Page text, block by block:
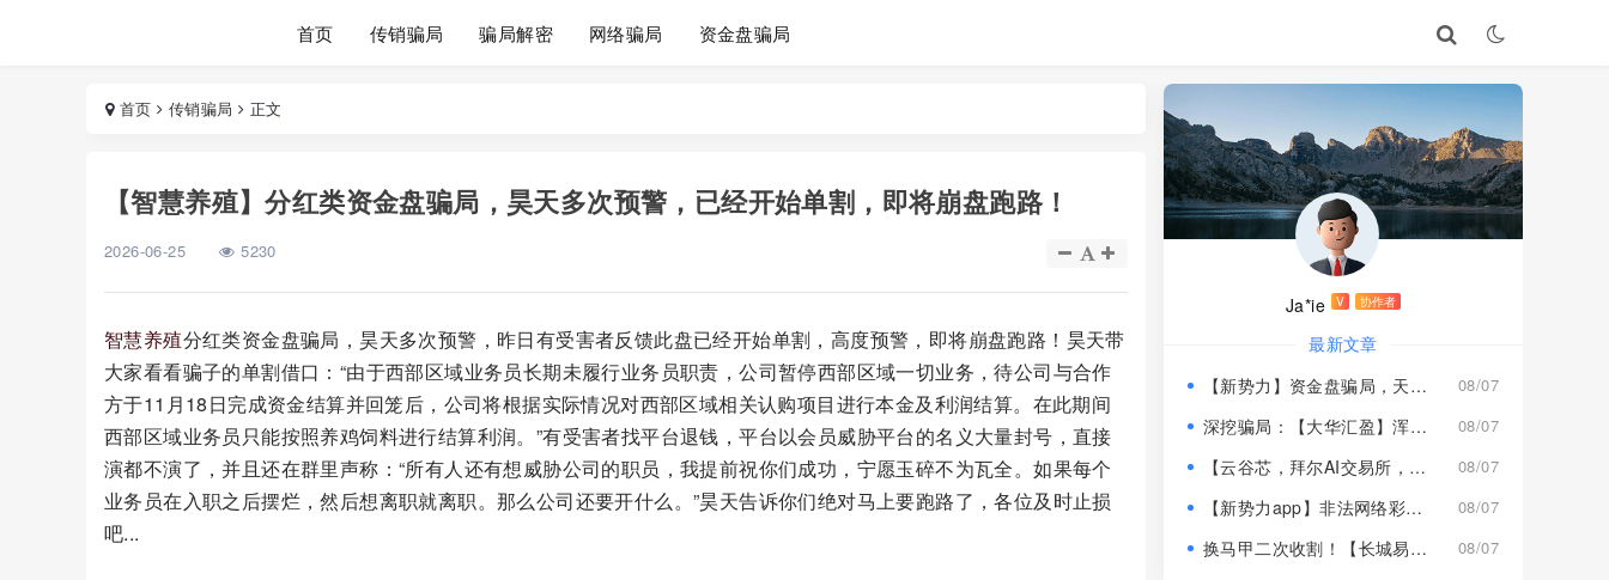
首页 传销骗局 骗局解密 网络骗局 资金盘骗局
首页 传销骗局 正文
【智慧养殖】分红类资金盘骗局，昊天多次预警，已经开始单割，即将崩盘跑路！
2026-06-25 5230
智慧养殖分红类资金盘骗局，昊天多次预警，昨日有受害者反馈此盘已经开始单割，高度预警，即将崩盘跑路！昊天带
大家看看骗子的单割借口：“由于西部区域业务员长期未履行业务员职责，公司暂停西部区域一切业务，待公司与合作
方于11月18日完成资金结算并回笼后，公司将根据实际情况对西部区域相关认购项目进行本金及利润结算。在此期间
西部区域业务员只能按照养鸡饲料进行结算利润。”有受害者找平台退钱，平台以会员威胁平台的名义大量封号，直接
演都不演了，并且还在群里声称：“所有人还有想威胁公司的职员，我提前祝你们成功，宁愿玉碎不为瓦全。如果每个
业务员在入职之后摆烂，然后想离职就离职。那么公司还要开什么。”昊天告诉你们绝对马上要跑路了，各位及时止损
吧...
Ja*ie V 协作者
最新文章
【新势力】资金盘骗局，天宫国际和平娱乐的狗推换个马甲又来割韭菜！
08/07
深挖骗局：【大华汇盈】浑身造假，冒用演员充当总监，啼笑皆非！ 08/07
【云谷芯，拜尔AI交易所，塔吉跨境电商】这3个项目都是骗局，近期跑路跟即将崩盘收割，赶紧远离！ 08/07
【新势力app】非法网络彩票骗局，“天宫国际”和“和平娱乐”骗子搞的杀猪盘，远离！ 08/07
换马甲二次收割！【长城易趣】平移【康盛科技】又是致命骗局！ 08/07